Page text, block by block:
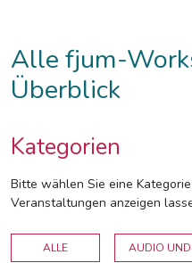
Alle fjum-
Überblick
Kategorien
Bitte wählen Sie eine
Veranstaltungen anzeigen
ALLE AUDIO